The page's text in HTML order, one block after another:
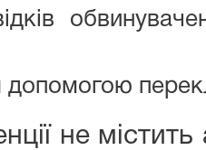
допомогою
не